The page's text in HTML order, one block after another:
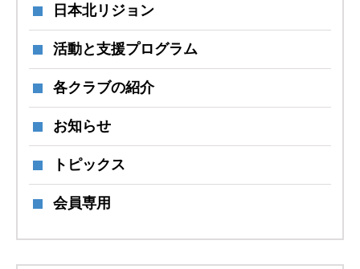
日本北リジョン
活動と支援プログラム
各クラブの紹介
お知らせ
トピックス
会員専用